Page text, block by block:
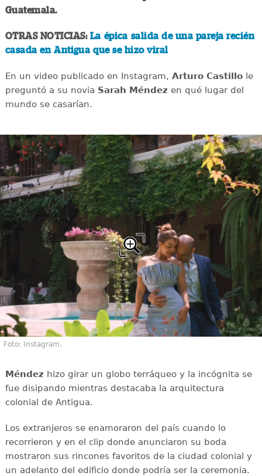
Guatemala.
OTRAS NOTICIAS: La épica salida de una pareja recién
casada en Antigua que se hizo viral
En un video publicado en Instagram, Arturo Castillole
preguntó a su novia Sarah Méndez en qué lugar del
mundo se casarían.
Foto: Instagram.
Méndez hizo girar un globo terráqueo y la incógnita se
fue disipando mientras destacaba la arquitectura
colonial de Antigua.
Los extranjeros se enamoraron del país cuando lo
recorrieron y en el clip donde anunciaron su boda
mostraron sus rincones favoritos de la ciudad colonial y
un adelanto del edificio donde podría ser la ceremonia.